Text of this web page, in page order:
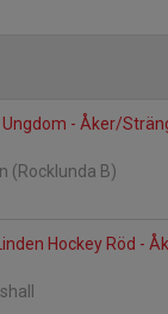
Ungdom - Åker/
(Rocklunda B)
Hockey Röd -